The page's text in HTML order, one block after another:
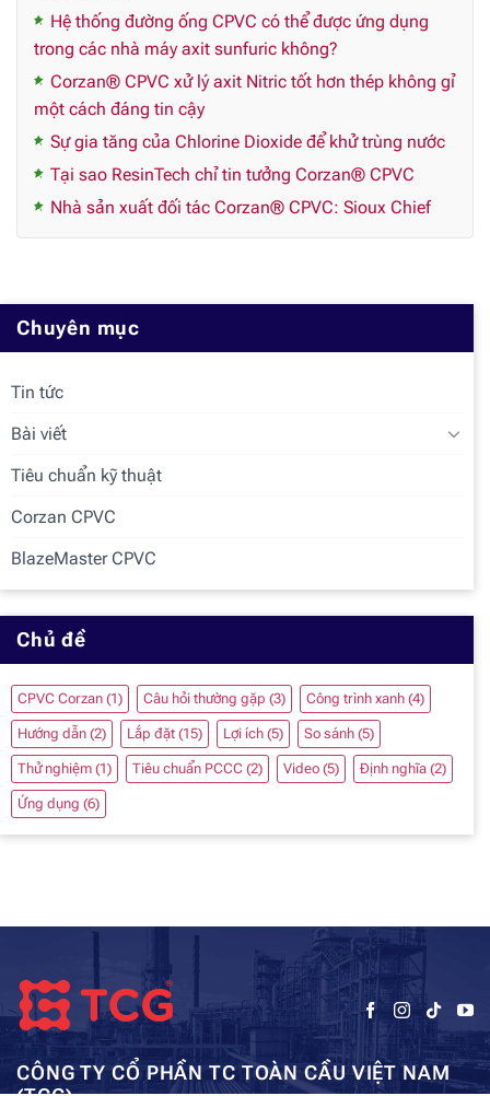
Hệ thống đường ống CPVC có thể được ứng dụng
trong các nhà máy axit sunfuric không?
Corzan® CPVC xử lý axit Nitric tốt hơn thép không gỉ
một cách đáng tin cậy
Sự gia tăng của Chlorine Dioxide để khử trùng nước
Tại sao ResinTech chỉ tin tưởng Corzan® CPVC
Nhà sản xuất đối tác Corzan® CPVC: Sioux Chief
Chuyên mục
Tin tức
Bài viết
Tiêu chuẩn kỹ thuật
Corzan CPVC
BlazeMaster CPVC
Chủ đề
CPVC Corzan (1) Câu hỏi thường gặp (3) Công trình xanh (4)
Hướng dẫn (2) Lắp đặt (15) Lợi ích (5) So sánh (5)
Thử nghiệm (1) Tiêu chuẩn PCCC (2) Video (5) Định nghĩa (2)
Ứng dụng (6)
CÔNG TY CỔ PHẦN TC TOÀN CẦU VIỆT NAM